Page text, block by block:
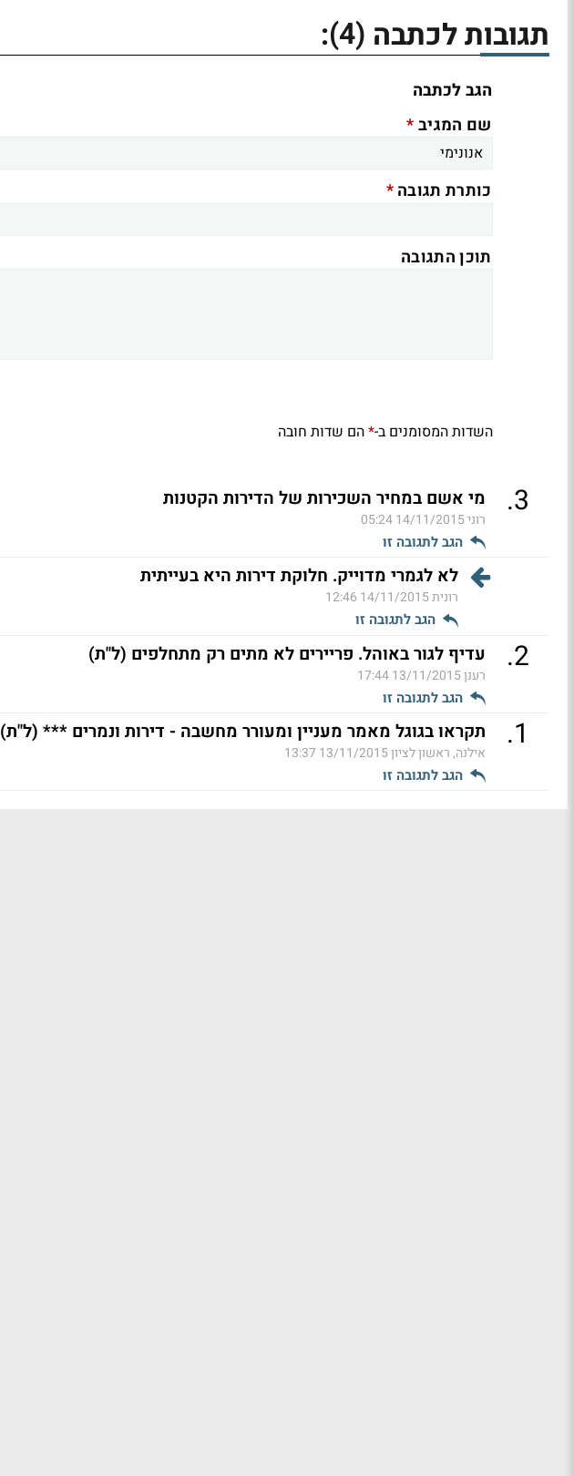
תגובות לכתבה (4)
:
הגב לכתבה
שם המגיב*
כותרת תגובה*
תוכן התגובה
השדות המסומנים ב-*הם שדות חובה
3
. מי אשם במחיר השכירות של הדירות הקטנות
רוני14/11/2015 05:24
הגב לתגובה זו
לא לגמרי מדוייק. חלוקת דירות היא בעייתית
רונית14/11/2015 12:46
הגב לתגובה זו
2
. עדיף לגור באוהל. פריירים לא מתים רק מתחלפים (ל"ת)
רענן13/11/2015 17:44
הגב לתגובה זו
1
. תקראו בגוגל מאמר מעניין ומעורר מחשבה - דירות ונמרים *** (ל"ת)
אילנה, ראשון לציון13/11/2015 13:37
הגב לתגובה זו